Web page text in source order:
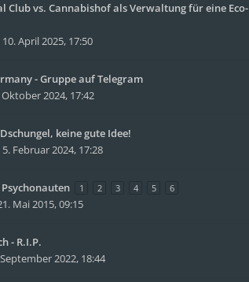
Club vs. Cannabishof als Verwaltung für eine Eco-
10. April 2025, 17:50
- Gruppe auf Telegram
Oktober 2024, 17:42
keine gute Idee!
5. Februar 2024, 17:28
1 2 3 4 5 6
Mai 2015, 09:15
- R.I.P.
2022, 18:44